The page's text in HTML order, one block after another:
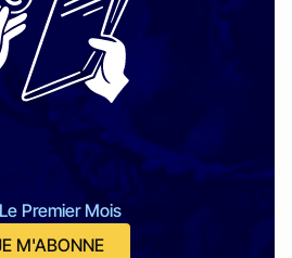
Premier Mois
M'ABONNE